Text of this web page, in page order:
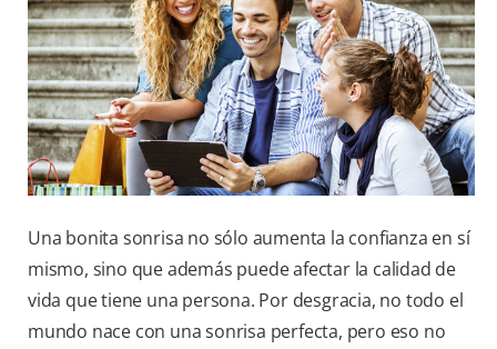
PARA PROFESIONALES
CUPONES
DÓNDE COMPRAR
VE (ES)
Una bonita sonrisa no sólo aumenta la confianza en sí
mismo, sino que además puede afectar la calidad de
vida que tiene una persona. Por desgracia, no todo el
mundo nace con una sonrisa perfecta, pero eso no